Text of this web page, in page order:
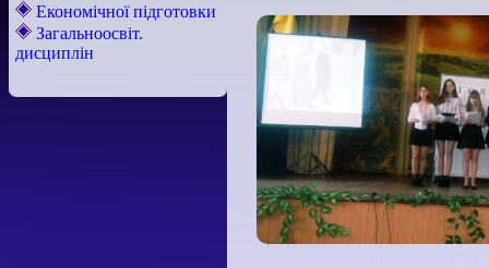
Економічної підготовки
Загальноосвіт.
дисциплін